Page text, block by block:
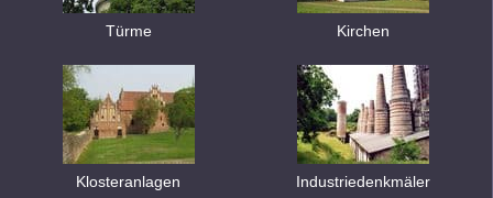
Türme Kirchen
Klosteranlagen Industriedenkmäler